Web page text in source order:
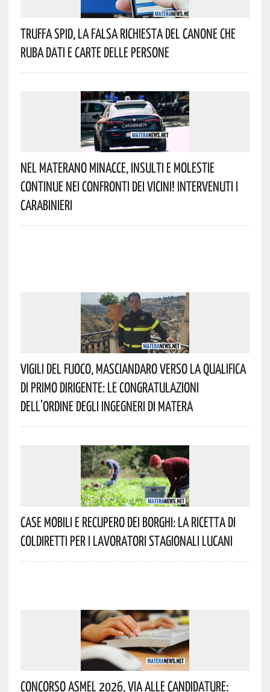
Truffa Spid, La Falsa Richiesta Del Canone Che
Ruba Dati E Carte Delle Persone
Nel Materano Minacce, Insulti E Molestie
Continue Nei Confronti Dei Vicini! Intervenuti I
Carabinieri
Vigili Del Fuoco, Masciandaro Verso La Qualifica
Di Primo Dirigente: Le Congratulazioni
Dell’Ordine Degli Ingegneri Di Matera
Case Mobili E Recupero Dei Borghi: La Ricetta Di
Coldiretti Per I Lavoratori Stagionali Lucani
Concorso Asmel 2026, Via Alle Candidature: